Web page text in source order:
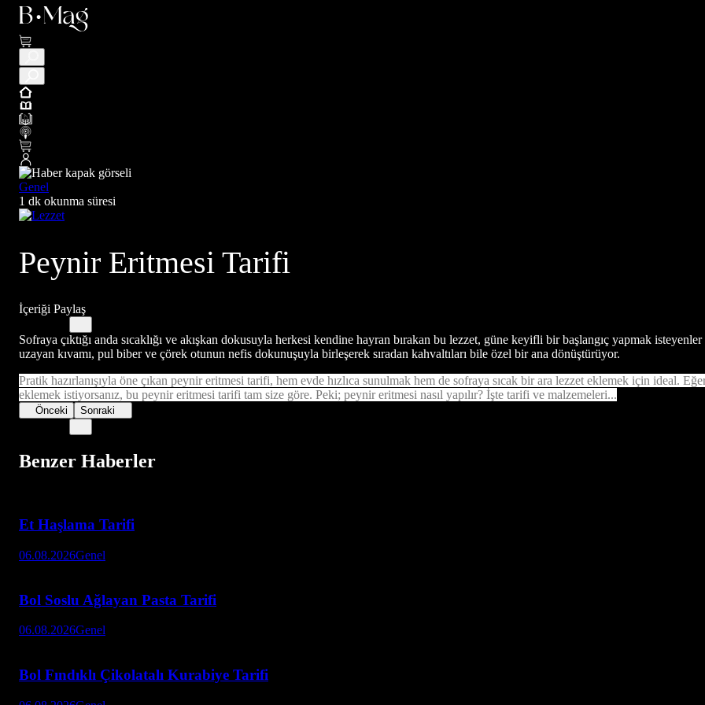
Genel
1 dk okunma süresi
Peynir Eritmesi Tarifi
İçeriği Paylaş
Sofraya çıktığı anda sıcaklığı ve akışkan dokusuyla herkesi kendine hayran bırakan bu lezzet, güne keyifli bir başlangıç yapmak
uzayan kıvamı, pul biber ve çörek otunun nefis dokunuşuyla birleşerek sıradan kahvaltıları bile özel bir ana dönüştürüyor.
Pratik hazırlanışıyla öne çıkan peynir eritmesi tarifi, hem evde hızlıca sunulmak hem de sofraya sıcak bir ara lezzet eklemek için ideal.
eklemek istiyorsanız, bu peynir eritmesi tarifi tam size göre. Peki; peynir eritmesi nasıl yapılır? İşte tarifi ve malzemeleri...
Önceki Sonraki
Benzer Haberler
Et Haşlama Tarifi
06.08.2026Genel
Bol Soslu Ağlayan Pasta Tarifi
06.08.2026Genel
Bol Fındıklı Çikolatalı Kurabiye Tarifi